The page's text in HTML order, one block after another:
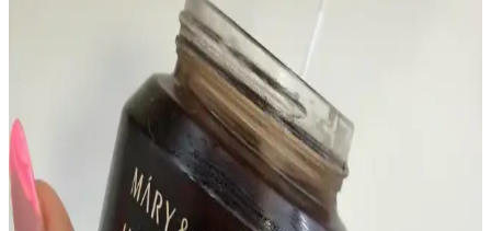
Kuru Ciltlerde Makyaj Problemleri ve Çözüm
Yöntemleri: hEDS ve Cilt Bariyeri
Kuru cilt ve hEDS gibi durumlarda makyajın topaklanması ve
çizgilenmesi sorunları, doğru ürün seçimi ve cilt bakım teknikleriyle
önlenebilir. Nemlendirme ve uygun uygulama önemlidir.
Eqqualberry ve S Nature Toner Karşılaştırması:
Nemlendirme ve Nazik Eksfoliasyon Özellikleri